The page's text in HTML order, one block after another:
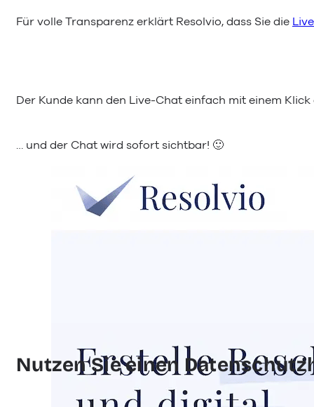
Für volle Transparenz erklärt Resolvio, dass Sie die
Der Kunde kann den Live-Chat einfach mit einem
… und der Chat wird sofort sichtbar! 🙂
Nutzen Sie einen